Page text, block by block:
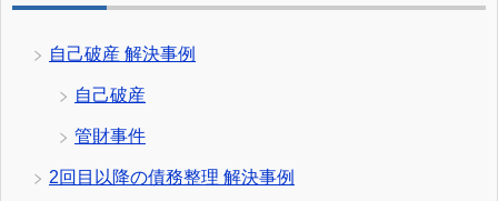
自己破産 解決事例
自己破産
管財事件
2回目以降の債務整理 解決事例